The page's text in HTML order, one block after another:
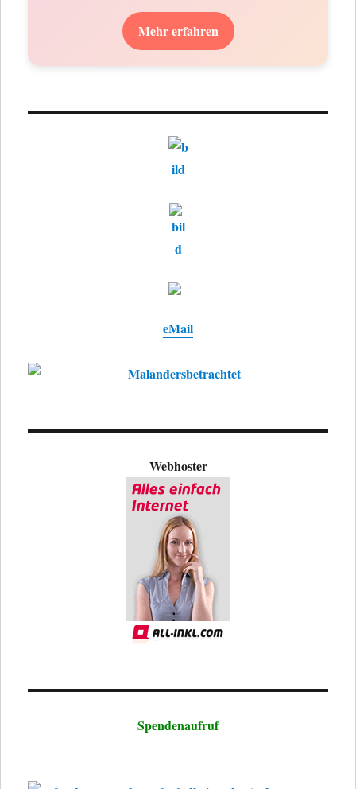
Mehr erfahren
eMail
Webhoster
Spendenaufruf